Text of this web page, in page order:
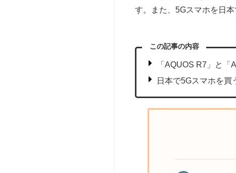
す。また、5Gスマホを日
この記事の内容
「AQUOS R7」と
日本で5Gスマホを